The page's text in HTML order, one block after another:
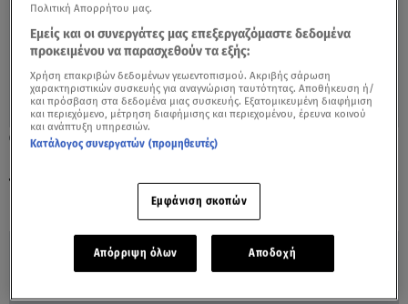
09.11.18, 18:41
τρόπο να αντιμετωπίζουμε την ζωή
Πολιτική Απορρήτου μας.
Εμείς και οι συνεργάτες μας επεξεργαζόμαστε δεδομένα
προκειμένου να παρασχεθούν τα εξής:
Χρήση επακριβών δεδομένων γεωεντοπισμού. Ακριβής σάρωση
χαρακτηριστικών συσκευής για αναγνώριση ταυτότητας. Αποθήκευση ή/
και πρόσβαση στα δεδομένα μιας συσκευής. Εξατομικευμένη διαφήμιση
και περιεχόμενο, μέτρηση διαφήμισης και περιεχομένου, έρευνα κοινού
και ανάπτυξη υπηρεσιών.
Κατάλογος συνεργατών (προμηθευτές)
Εμφάνιση σκοπών
Απόρριψη όλων Αποδοχή